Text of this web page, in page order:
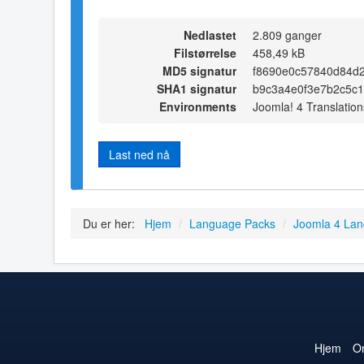
Nedlastet
2.809 ganger
Filstørrelse
458,49 kB
MD5 signatur
SHA1 signatur
Environments
Joomla! 4
Last ned nå
Du er her: Hjem / Language Packs / Joomla 4
Hjem